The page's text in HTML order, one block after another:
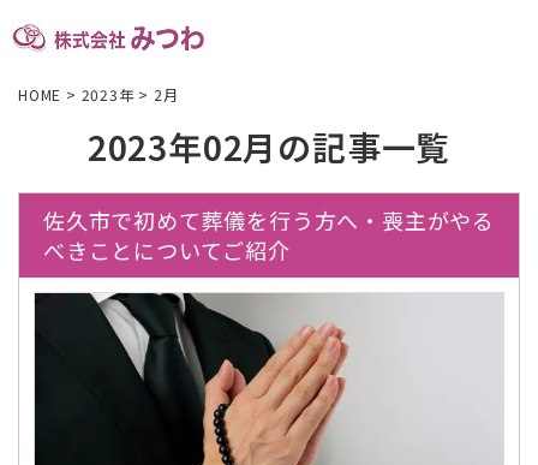
HOME > 2023年> 2月
2023年02月の記事一覧
佐久市で初めて葬儀を行う方へ・喪主がやる
べきことについてご紹介